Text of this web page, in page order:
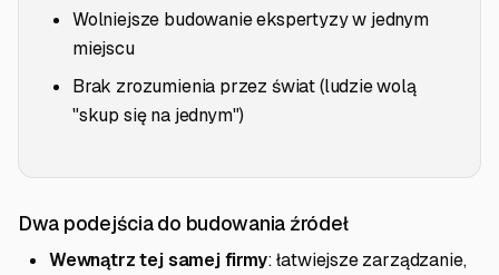
Wolniejsze budowanie ekspertyzy w jednym
miejscu
Brak zrozumienia przez świat (ludzie wolą
"skup się na jednym")
Dwa podejścia do budowania źródeł
Wewnątrz tej samej firmy: łatwiejsze zarządzanie,